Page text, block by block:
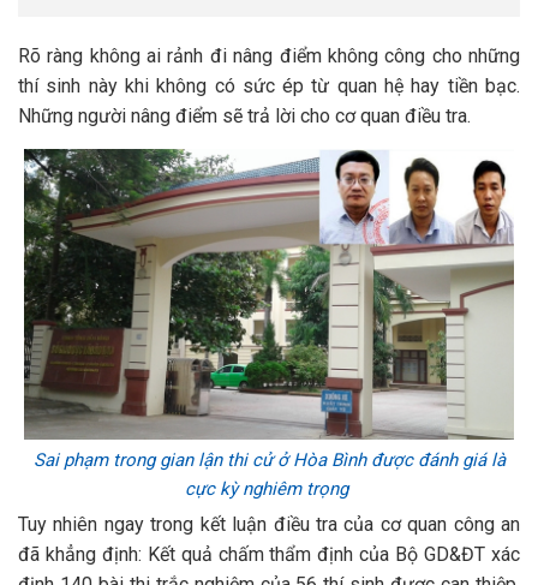
Rõ ràng không ai rảnh đi nâng điểm không công cho những
thí sinh này khi không có sức ép từ quan hệ hay tiền bạc.
Những người nâng điểm sẽ trả lời cho cơ quan điều tra.
Sai phạm trong gian lận thi cử ở Hòa Bình được đánh giá là
cực kỳ nghiêm trọng
Tuy nhiên ngay trong kết luận điều tra của cơ quan công an
đã khẳng định: Kết quả chấm thẩm định của Bộ GD&ĐT xác